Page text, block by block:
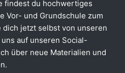
findest du hochwertiges
Vor- und Grundschule zum
jetzt selbst von unseren
auf unseren Social-
über neue Materialien und